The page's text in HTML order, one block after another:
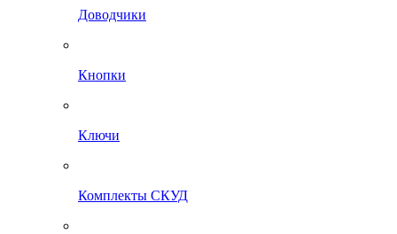
Доводчики
Кнопки
Ключи
Комплекты СКУД